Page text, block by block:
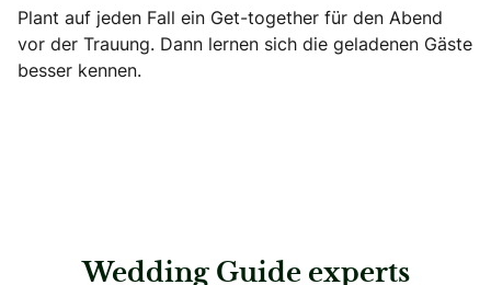
Plant auf jeden Fall ein Get-together für den Abend
vor der Trauung. Dann lernen sich die geladenen Gäste
besser kennen.
Wedding Guide experts